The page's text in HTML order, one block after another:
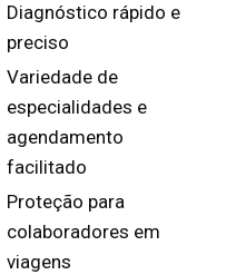
Diagnóstico rápido e
preciso
Variedade de
especialidades e
agendamento
facilitado
Proteção para
colaboradores em
viagens